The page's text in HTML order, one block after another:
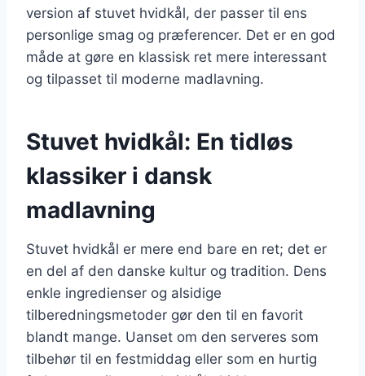
version af stuvet hvidkål, der passer til ens
personlige smag og præferencer. Det er en god
måde at gøre en klassisk ret mere interessant
og tilpasset til moderne madlavning.
Stuvet hvidkål: En tidløs
klassiker i dansk
madlavning
Stuvet hvidkål er mere end bare en ret; det er
en del af den danske kultur og tradition. Dens
enkle ingredienser og alsidige
tilberedningsmetoder gør den til en favorit
blandt mange. Uanset om den serveres som
tilbehør til en festmiddag eller som en hurtig